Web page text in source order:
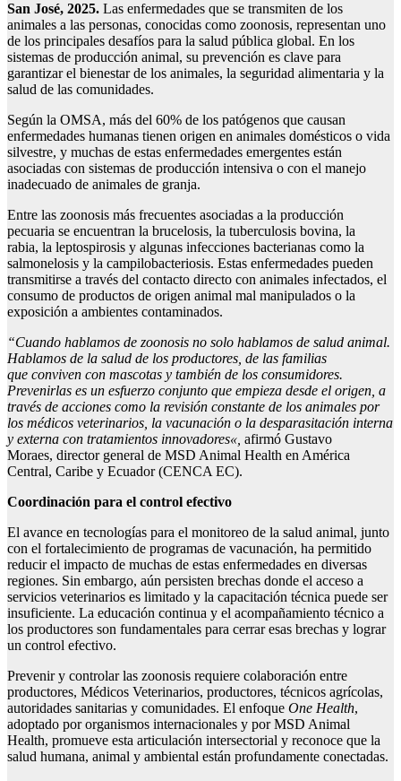
San José, 2025. Las enfermedades que se transmiten de los
animales a las personas, conocidas como zoonosis, representan uno
de los principales desafíos para la salud pública global. En los
sistemas de producción animal, su prevención es clave para
garantizar el bienestar de los animales, la seguridad alimentaria y la
salud de las comunidades.
Según la OMSA, más del 60% de los patógenos que causan
enfermedades humanas tienen origen en animales domésticos o vida
silvestre, y muchas de estas enfermedades emergentes están
asociadas con sistemas de producción intensiva o con el manejo
inadecuado de animales de granja.
Entre las zoonosis más frecuentes asociadas a la producción
pecuaria se encuentran la brucelosis, la tuberculosis bovina, la
rabia, la leptospirosis y algunas infecciones bacterianas como la
salmonelosis y la campilobacteriosis. Estas enfermedades pueden
transmitirse a través del contacto directo con animales infectados, el
consumo de productos de origen animal mal manipulados o la
exposición a ambientes contaminados.
“Cuando hablamos de zoonosis no solo hablamos de salud animal.
Hablamos de la salud de los productores, de las familias
que conviven con mascotas y también de los consumidores.
Prevenirlas es un esfuerzo conjunto que empieza desde el origen, a
través de acciones como la revisión constante de los animales por
los médicos veterinarios, la vacunación o la desparasitación interna
y externa con tratamientos innovadores«, afirmó Gustavo
Moraes, director general de MSD Animal Health en América
Central, Caribe y Ecuador (CENCA EC).
Coordinación para el control efectivo
El avance en tecnologías para el monitoreo de la salud animal, junto
con el fortalecimiento de programas de vacunación, ha permitido
reducir el impacto de muchas de estas enfermedades en diversas
regiones. Sin embargo, aún persisten brechas donde el acceso a
servicios veterinarios es limitado y la capacitación técnica puede ser
insuficiente. La educación continua y el acompañamiento técnico a
los productores son fundamentales para cerrar esas brechas y lograr
un control efectivo.
Prevenir y controlar las zoonosis requiere colaboración entre
productores, Médicos Veterinarios, productores, técnicos agrícolas,
autoridades sanitarias y comunidades. El enfoque One Health,
adoptado por organismos internacionales y por MSD Animal
Health, promueve esta articulación intersectorial y reconoce que la
salud humana, animal y ambiental están profundamente conectadas.